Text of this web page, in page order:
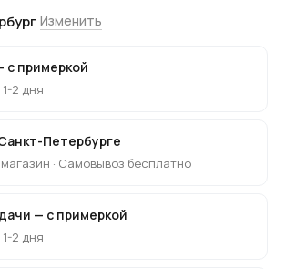
Изменить
с примеркой
2 дня
Петербурге
· Самовывоз бесплатно
— с примеркой
2 дня